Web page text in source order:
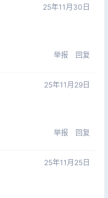
25年11月30日
举报 回复
25年11月29日
举报 回复
25年11月25日